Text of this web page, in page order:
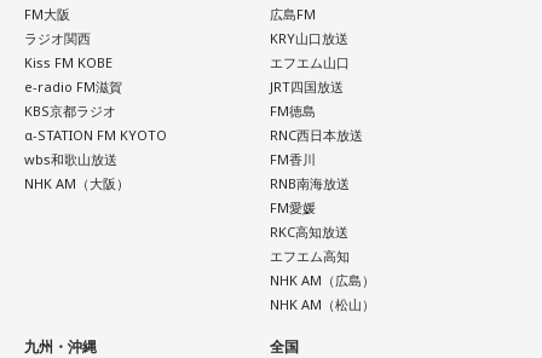
FM大阪
ラジオ関西
Kiss FM KOBE
e-radio FM滋賀
KBS京都ラジオ
α-STATION FM KYOTO
wbs和歌山放送
NHK AM（大阪）
広島FM
KRY山口放送
エフエム山口
JRT四国放送
FM徳島
RNC西日本放送
FM香川
RNB南海放送
FM愛媛
RKC高知放送
エフエム高知
NHK AM（広島）
NHK AM（松山）
九州・沖縄 全国